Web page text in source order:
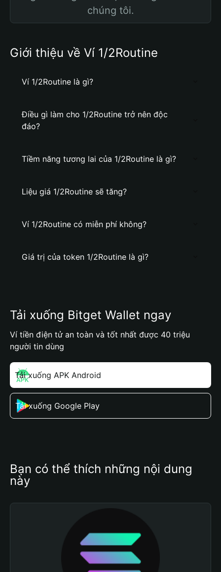
chúng tôi.
Giới thiệu về Ví 1/2Routine
Ví 1/2Routine là gì?
Điều gì làm cho 1/2Routine trở nên độc
đáo?
Tiềm năng tương lai của 1/2Routine là gì?
Liệu giá 1/2Routine sẽ tăng?
Ví 1/2Routine có miễn phí không?
Giá trị của token 1/2Routine là gì?
Tải xuống Bitget Wallet ngay
Ví tiền điện tử an toàn và tốt nhất được 40 triệu
người tin dùng
Tải xuống APK Android
Tải xuống Google Play
Bạn có thể thích những nội dung
này